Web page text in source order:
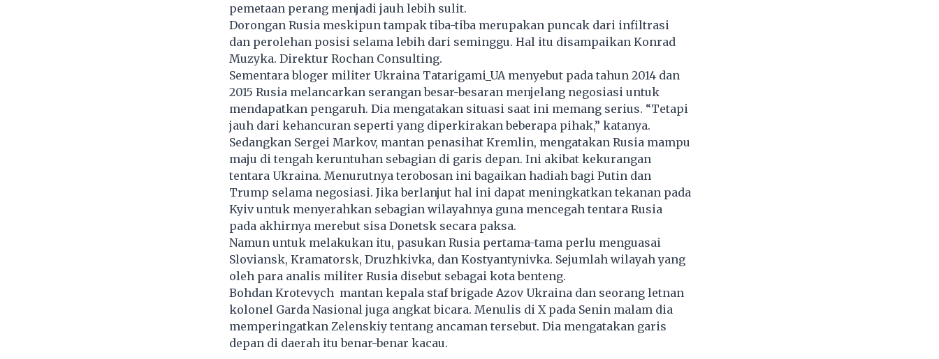
pemetaan perang menjadi jauh lebih sulit.
Dorongan Rusia meskipun tampak tiba-tiba merupakan puncak dari infiltrasi
dan perolehan posisi selama lebih dari seminggu. Hal itu disampaikan Konrad
Muzyka. Direktur Rochan Consulting.
Sementara bloger militer Ukraina Tatarigami_UA menyebut pada tahun 2014 dan
2015 Rusia melancarkan serangan besar-besaran menjelang negosiasi untuk
mendapatkan pengaruh. Dia mengatakan situasi saat ini memang serius. “Tetapi
jauh dari kehancuran seperti yang diperkirakan beberapa pihak,” katanya.
Sedangkan Sergei Markov, mantan penasihat Kremlin, mengatakan Rusia mampu
maju di tengah keruntuhan sebagian di garis depan. Ini akibat kekurangan
tentara Ukraina. Menurutnya terobosan ini bagaikan hadiah bagi Putin dan
Trump selama negosiasi. Jika berlanjut hal ini dapat meningkatkan tekanan pada
Kyiv untuk menyerahkan sebagian wilayahnya guna mencegah tentara Rusia
pada akhirnya merebut sisa Donetsk secara paksa.
Namun untuk melakukan itu, pasukan Rusia pertama-tama perlu menguasai
Sloviansk, Kramatorsk, Druzhkivka, dan Kostyantynivka. Sejumlah wilayah yang
oleh para analis militer Rusia disebut sebagai kota benteng.
Bohdan Krotevych mantan kepala staf brigade Azov Ukraina dan seorang letnan
kolonel Garda Nasional juga angkat bicara. Menulis di X pada Senin malam dia
memperingatkan Zelenskiy tentang ancaman tersebut. Dia mengatakan garis
depan di daerah itu benar-benar kacau.